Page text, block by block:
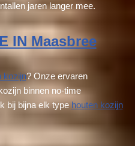
jaren langer mee.
IN Maasbree
kozijn? Onze ervaren
binnen no-time
bij bijna elk typehouten kozijn